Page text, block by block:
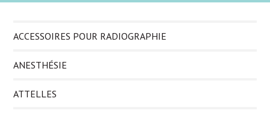
ACCESSOIRES POUR RADIOGRAPHIE
ANESTHÉSIE
ATTELLES